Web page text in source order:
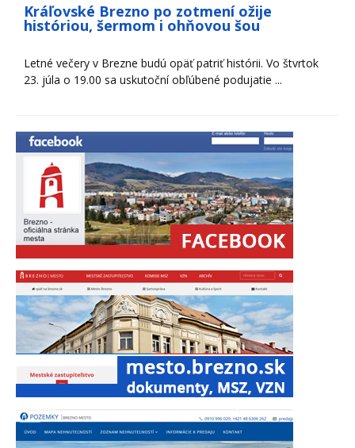
Kráľovské Brezno po zotmení ožije
históriou, šermom i ohňovou šou
Letné večery v Brezne budú opäť patriť histórii. Vo štvrtok
23. júla o 19.00 sa uskutoční obľúbené podujatie ...